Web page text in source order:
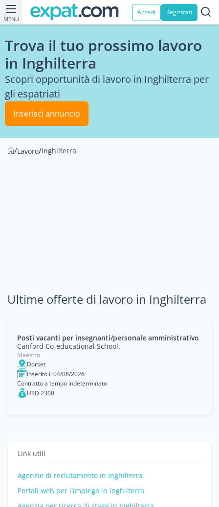
MENU
Accedi Registrati
Trova il tuo prossimo lavoro
in Inghilterra
Scopri opportunità di lavoro in Inghilterra per
gli espatriati
Inserisci annuncio
/Lavoro/Inghilterra
Ultime offerte di lavoro in Inghilterra
Posti vacanti per insegnanti/personale amministrativo
Canford Co-educational School.
Maestro
Dorset
Inserito il 04/08/2026
Contratto a tempo indeterminato
USD 2300
Link utili
Agenzie di reclutamento in Inghilterra
Portali web per l'impiego in Inghilterra